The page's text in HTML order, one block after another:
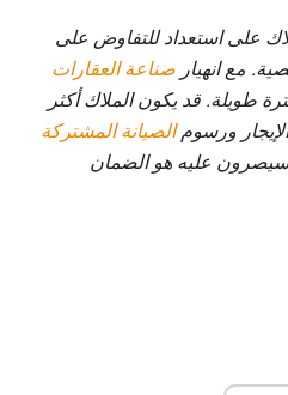
على استعداد للتفاوض على
مع انهيار صناعة العقارات
طويلة. قد يكون الملاك أكثر
ورسومالصيانة المشتركة
سيصرون عليه هو الضمان